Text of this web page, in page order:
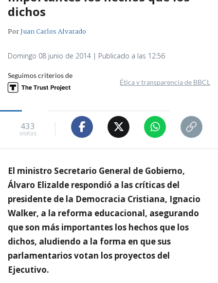
dichos
PorJuan Carlos Alvarado
Domingo 08 junio de 2014 | Publicado a las 12:56
Seguimos criterios de
Ética y transparencia de BBCL
433
visitas
El ministro Secretario General de Gobierno,
Álvaro Elizalde respondió a las críticas del
presidente de la Democracia Cristiana, Ignacio
Walker, a la reforma educacional, asegurando
que son más importantes los hechos que los
dichos, aludiendo a la forma en que sus
parlamentarios votan los proyectos del
Ejecutivo.